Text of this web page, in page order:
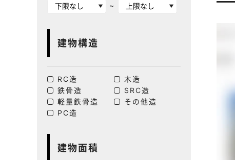
~
建物構造
RC造
木造
鉄骨造
SRC造
軽量鉄骨造
その他造
PC造
建物面積